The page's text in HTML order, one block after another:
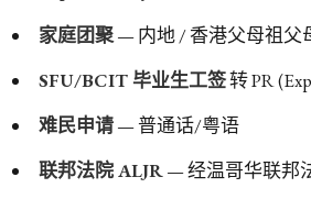
家庭团聚— 内地 / 香港父母祖父
SFU/BCIT 毕业生工签转 PR
难民申请— 普通话/粤语
联邦法院 ALJR— 经温哥华联邦